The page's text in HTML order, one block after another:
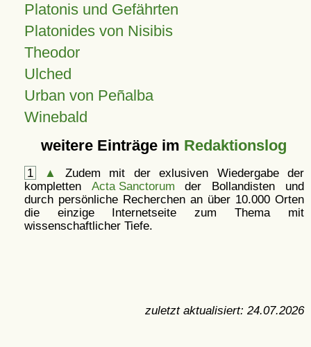
Platonis und Gefährten
Platonides von Nisibis
Theodor
Ulched
Urban von Peñalba
Winebald
weitere Einträge im Redaktionslog
1 ▲
Zudem mit der exlusiven Wiedergabe der
kompletten Acta Sanctorum der Bollandisten und
durch persönliche Recherchen an über 10.000 Orten
die einzige Internetseite zum Thema mit
wissenschaftlicher Tiefe.
zuletzt aktualisiert: 24.07.2026